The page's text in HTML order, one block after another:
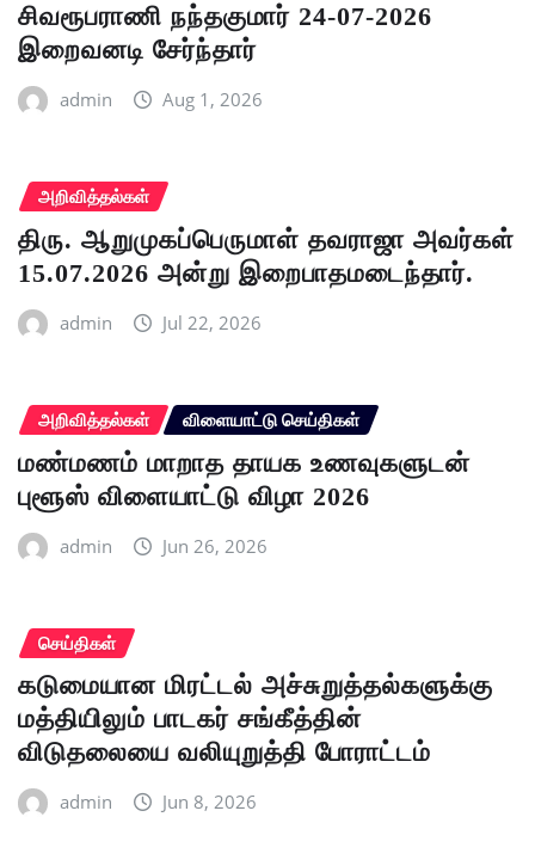
சிவரூபராணி நந்தகுமார் 24-07-2026
இறைவனடி சேர்ந்தார்
admin Aug 1, 2026
அறிவித்தல்கள்
திரு. ஆறுமுகப்பெருமாள் தவராஜா அவர்கள்
15.07.2026 அன்று இறைபாதமடைந்தார்.
admin Jul 22, 2026
அறிவித்தல்கள் விளையாட்டு செய்திகள்
மண்மணம் மாறாத தாயக உணவுகளுடன்
புளூஸ் விளையாட்டு விழா 2026
admin Jun 26, 2026
செய்திகள்
கடுமையான மிரட்டல் அச்சுறுத்தல்களுக்கு
மத்தியிலும் பாடகர் சங்கீத்தின்
விடுதலையை வலியுறுத்தி போராட்டம்
admin Jun 8, 2026